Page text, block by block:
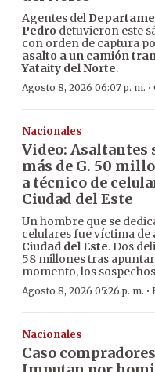
Agentes del
Pedro detuvieron este
con orden de captura
asalto a un camión
Yataity del Norte.
Agosto 8, 2026 06:07 p. m. ·
Nacionales
Video: Asaltantes
más de G. 50
a técnico de
Ciudad del Este
Un hombre que se
celulares fue víctima de
Ciudad del Este. Dos
58 millones tras
momento, los
Agosto 8, 2026 05:26 p. m. ·
Nacionales
Caso